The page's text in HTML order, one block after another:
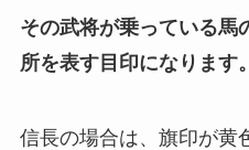
その武将が乗っている馬
所を表す目印になります。
信長の場合は、旗印が黄